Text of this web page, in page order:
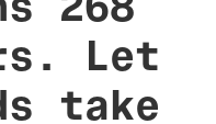
Let
take